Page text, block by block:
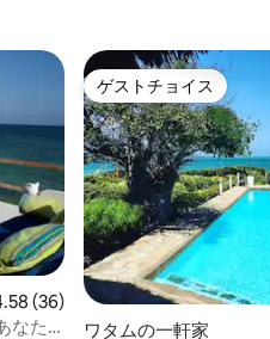
ュー36件、5つ星中4.58つ星の
(36)
なた
ゲストチョイス
ゲストチョイス
ワタムの一軒家